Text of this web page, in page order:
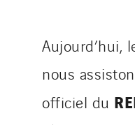
Aujourd’hui,
nous
officiel du
Roiret Transport
Saga Tertiaire
Salendre Réseaux
Santerne Alsace